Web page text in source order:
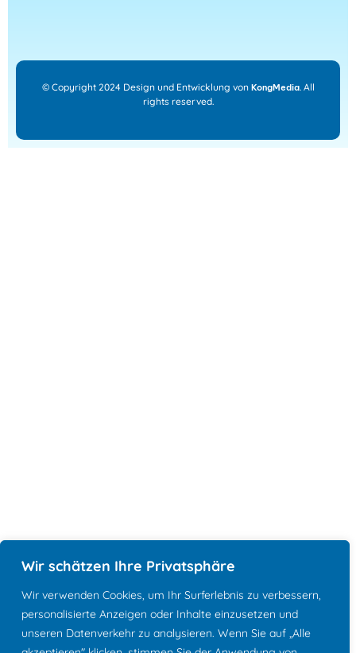
Wir schätzen Ihre Privatsphäre
Wir verwenden Cookies, um Ihr Surferlebnis zu verbessern,
personalisierte Anzeigen oder Inhalte einzusetzen und
unseren Datenverkehr zu analysieren. Wenn Sie auf „Alle
© Copyright 2024 Design und Entwicklung von KongMedia. All
rights reserved.